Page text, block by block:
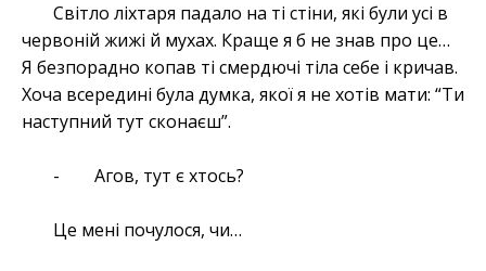
Світло ліхтаря падало на ті стіни, які були усі в
червоній жижі й мухах. Краще я б не знав про це…
Я безпорадно копав ті смердючі тіла себе і кричав.
Хоча всередині була думка, якої я не хотів мати: “Ти
наступний тут сконаєш”.
- Агов, тут є хтось?
Це мені почулося, чи…